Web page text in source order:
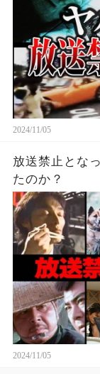
2024/11/05
放送禁止とな
たのか？
2024/11/05